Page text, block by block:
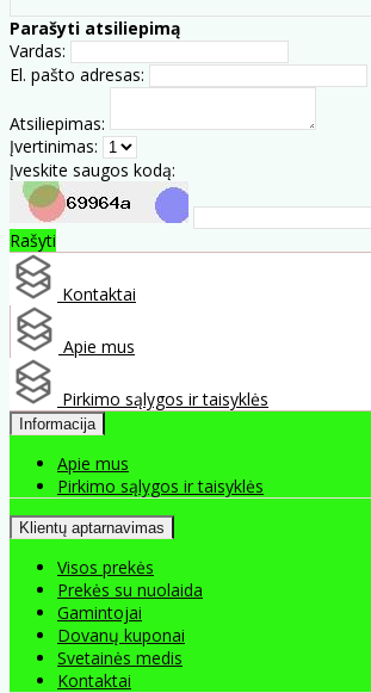
Parašyti atsiliepimą
Vardas:
El. pašto adresas:
Atsiliepimas:
Įvertinimas:
Įveskite saugos kodą:
Rašyti
Kontaktai
Apie mus
Pirkimo sąlygos ir taisyklės
Informacija
Apie mus
Pirkimo sąlygos ir taisyklės
Klientų aptarnavimas
Visos prekės
Prekės su nuolaida
Gamintojai
Dovanų kuponai
Svetainės medis
Kontaktai